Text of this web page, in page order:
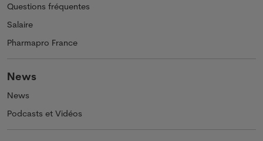
Questions fréquentes
Salaire
Pharmapro France
News
News
Podcasts et Vidéos